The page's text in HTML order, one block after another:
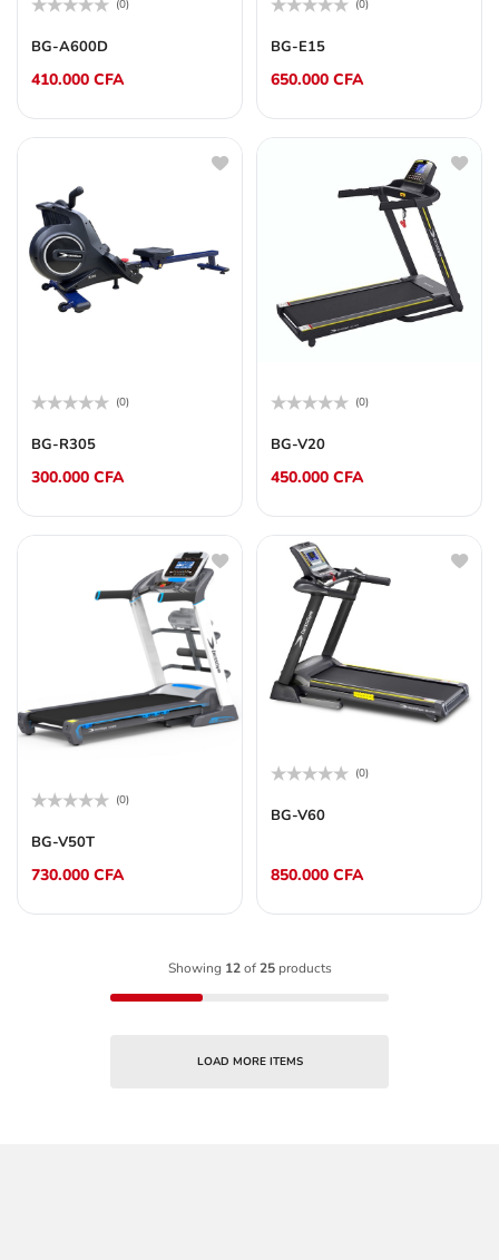
0
5
(0)
BG-A600D
410.000 CFA
0
5
(0)
BG-E15
650.000 CFA
0
5
(0)
BG-R305
300.000 CFA
0
5
(0)
BG-V20
450.000 CFA
0
5
(0)
BG-V50T
730.000 CFA
0
(0)
BG-V60
850.000 CFA
Showing 12of25products
LOAD MORE ITEMS